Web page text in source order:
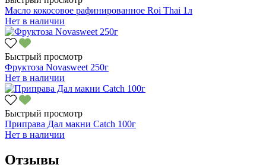
Масло кокосовое рафинированное Roi Thai 1л
Нет в наличии
Быстрый просмотр
Фруктоза Novasweet 250г
Нет в наличии
Быстрый просмотр
Приправа Дал макни Catch 100г
Нет в наличии
Отзывы